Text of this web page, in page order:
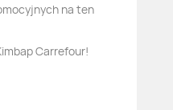
na ten
Carrefour!